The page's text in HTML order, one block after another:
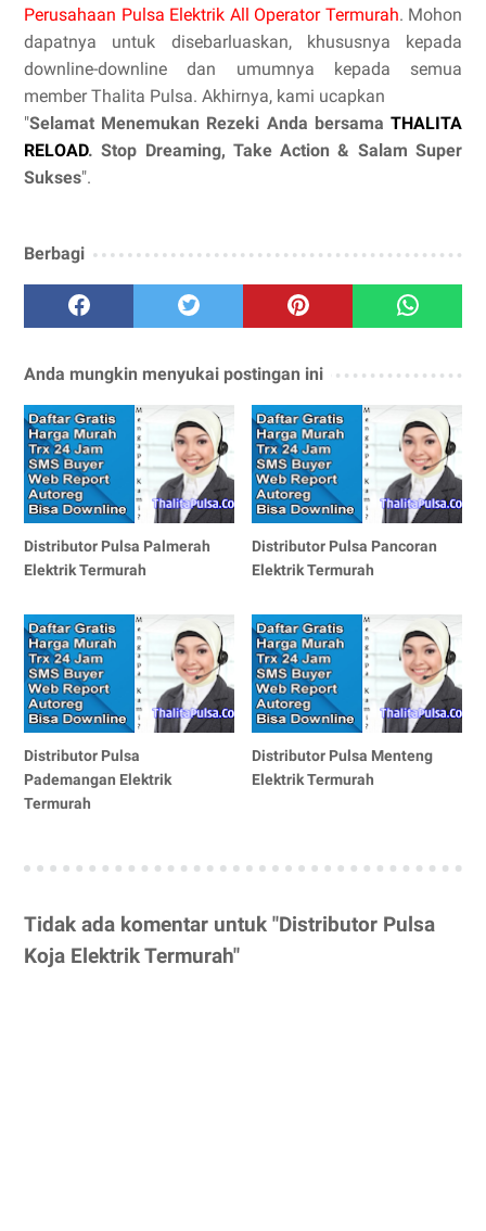
Perusahaan Pulsa Elektrik All Operator Termurah. Mohon
dapatnya untuk disebarluaskan, khususnya kepada
downline-downline dan umumnya kepada semua
member Thalita Pulsa. Akhirnya, kami ucapkan
"Selamat Menemukan Rezeki Anda bersama THALITA
RELOAD. Stop Dreaming, Take Action & Salam Super
Sukses".
Berbagi
Anda mungkin menyukai postingan ini
Distributor Pulsa Palmerah
Elektrik Termurah
Distributor Pulsa Pancoran
Elektrik Termurah
Distributor Pulsa
Pademangan Elektrik
Termurah
Distributor Pulsa Menteng
Elektrik Termurah
Tidak ada komentar untuk "Distributor Pulsa
Koja Elektrik Termurah"